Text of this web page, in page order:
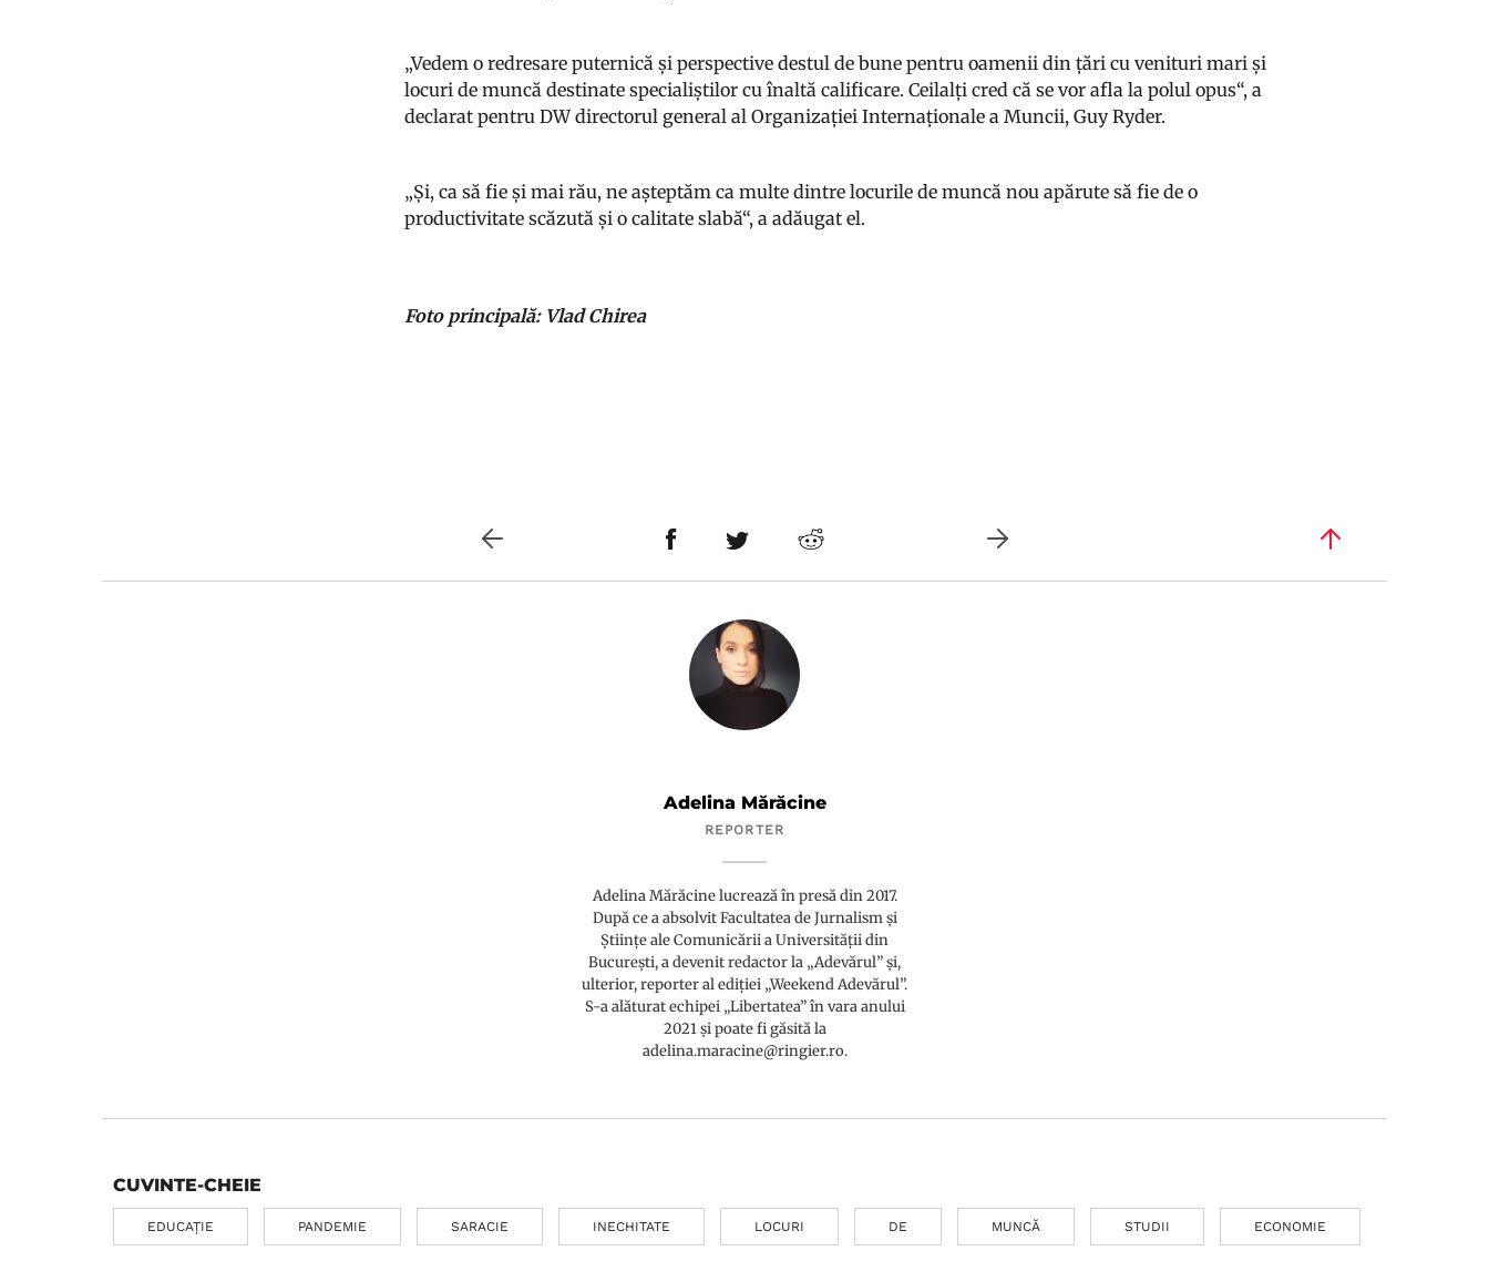
„Vedem o redresare puternică și perspective destul de bune pentru oamenii din țări cu venituri mari și
locuri de muncă destinate specialiștilor cu înaltă calificare. Ceilalți cred că se vor afla la polul opus“, a
declarat pentru DW directorul general al Organizației Internaționale a Muncii, Guy Ryder.
„Și, ca să fie și mai rău, ne așteptăm ca multe dintre locurile de muncă nou apărute să fie de o
productivitate scăzută și o calitate slabă“, a adăugat el.
Foto principală: Vlad Chirea
Adelina Mărăcine
REPORTER
Adelina Mărăcine lucrează în presă din 2017.
După ce a absolvit Facultatea de Jurnalism și
Științe ale Comunicării a Universității din
București, a devenit redactor la „Adevărul” și,
ulterior, reporter al ediției „Weekend Adevărul”.
S-a alăturat echipei „Libertatea” în vara anului
2021 și poate fi găsită la
adelina.maracine@ringier.ro.
CUVINTE-CHEIE
EDUCAȚIE PANDEMIE SARACIE INECHITATE LOCURI DE MUNCĂ STUDII ECONOMIE